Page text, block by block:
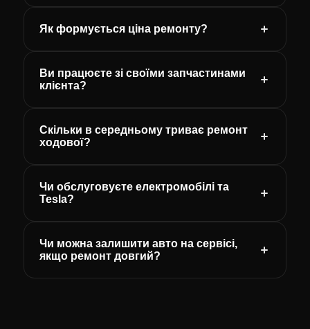
Як формується ціна ремонту?
Ви працюєте зі своїми запчастинами
клієнта?
Скільки в середньому триває ремонт
ходової?
Чи обслуговуєте електромобілі та
Tesla?
Чи можна залишити авто на сервісі,
якщо ремонт довгий?